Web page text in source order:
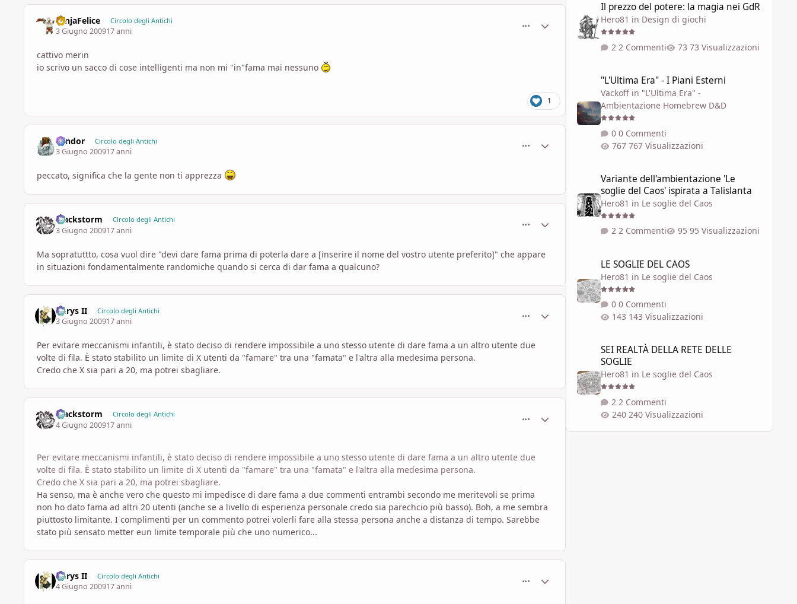
NinjaFelice Circolo degli Antichi
3 Giugno 200917 anni
comment_332693
Statistiche Autore
cattivo merin
io scrivo un sacco di cose intelligenti ma non mi "in"fama mai nessuno
1
xendor Circolo degli Antichi
3 Giugno 200917 anni
Statistiche Autore
peccato, significa che la gente non ti apprezza
Blackstorm Circolo degli Antichi
3 Giugno 200917 anni
comment_332886
Statistiche Autore
Ma sopratuttto, cosa vuol dire "devi dare fama prima di poterla dare a [inserire il nome del vostro utente preferito]" che appare
in situazioni fondamentalmente randomiche quando si cerca di dar fama a qualcuno?
Aerys II Circolo degli Antichi
3 Giugno 200917 anni
Statistiche Autore
Per evitare meccanismi infantili, è stato deciso di rendere impossibile a uno stesso utente di dare fama a un altro utente due
volte di fila. È stato stabilito un limite di X utenti da "famare" tra una "famata" e l'altra alla medesima persona.
Credo che X sia pari a 20, ma potrei sbagliare.
Blackstorm Circolo degli Antichi
4 Giugno 200917 anni
Statistiche Autore
Per evitare meccanismi infantili, è stato deciso di rendere impossibile a uno stesso utente di dare fama a un altro utente due
volte di fila. È stato stabilito un limite di X utenti da "famare" tra una "famata" e l'altra alla medesima persona.
Credo che X sia pari a 20, ma potrei sbagliare.
Ha senso, ma è anche vero che questo mi impedisce di dare fama a due commenti entrambi secondo me meritevoli se prima
non ho dato fama ad altri 20 utenti (anche se a livello di esperienza personale credo sia parechcio più basso). Boh, a me sembra
piuttosto limitante. I complimenti per un commento potrei volerli fare alla stessa persona anche a distanza di tempo. Sarebbe
stato più sensato metter eun limite temporale più che uno numerico...
Aerys II Circolo degli Antichi
4 Giugno 200917 anni
Il prezzo del potere: la magia nei GdR
Hero81 in Design di giochi
2 Commenti 73 Visualizzazioni
"L'Ultima Era" - I Piani Esterni
Vackoffin "L'Ultima Era" -
Ambientazione Homebrew D&D
0 Commenti
767 Visualizzazioni
Variante dell'ambientazione 'Le
soglie del Caos' ispirata a Talislanta
Hero81 in Le soglie del Caos
2 Commenti 95 Visualizzazioni
LE SOGLIE DEL CAOS
Hero81 in Le soglie del Caos
0 Commenti
143 Visualizzazioni
SEI REALTÀ DELLA RETE DELLE
SOGLIE
Hero81 in Le soglie del Caos
2 Commenti
240 Visualizzazioni